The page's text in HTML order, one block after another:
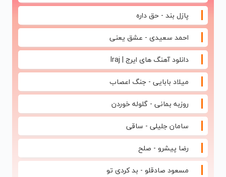
پازل بند - حق داره
احمد سعیدی - عشق یعنی
دانلود آهنگ های ایرج | Iraj
میلاد بابایی - جنگ اعصاب
روزبه بمانی - گلوله خوردن
سامان جلیلی - ساقی
رضا پیشرو - صلح
مسعود صادقلو - بد کردی تو